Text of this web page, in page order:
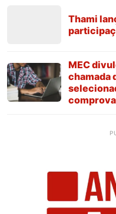
Thami
MEC
chamada